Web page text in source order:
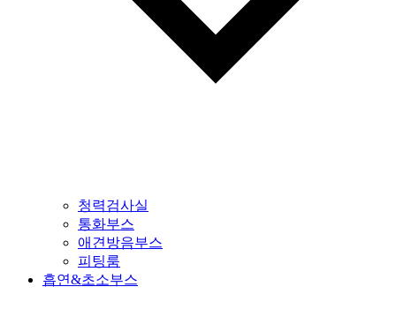
청력검사실
통화부스
애견방음부스
피팅룸
흡연&초소부스